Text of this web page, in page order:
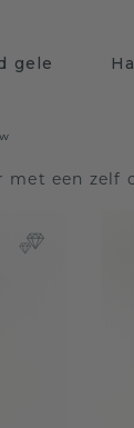
gele
met een zelf